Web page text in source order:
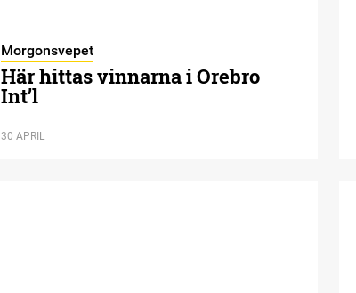
Morgonsvepet
Här hittas vinnarna i Orebro
Int’l
30 APRIL